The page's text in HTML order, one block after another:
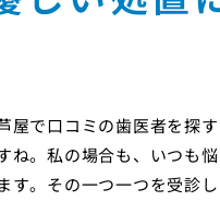
屋で口コミの歯医者を探
ね。私の場合も、いつも
す。その一つ一つを受診